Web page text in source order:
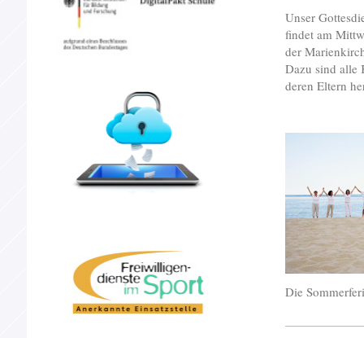
Unser
findet am
der
Dazu sind alle
deren Eltern
Die